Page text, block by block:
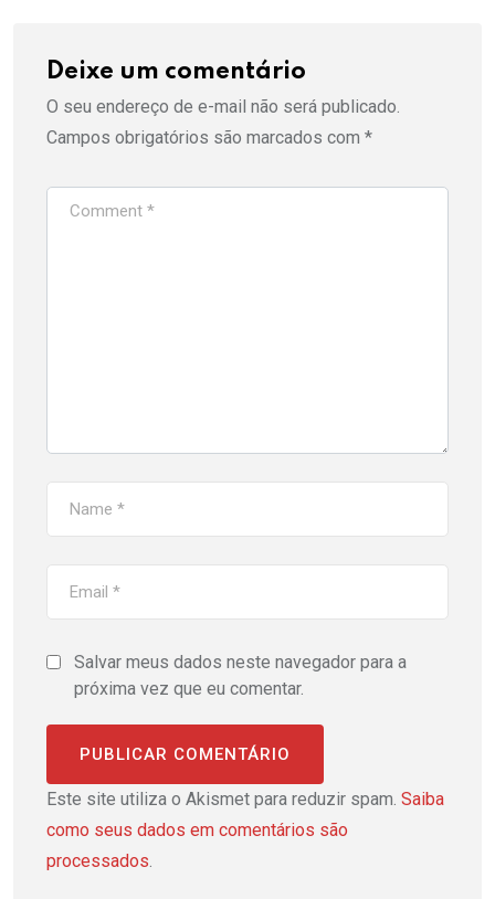
Deixe um comentário
O seu endereço de e-mail não será publicado.
Campos obrigatórios são marcados com *
Salvar meus dados neste navegador para a
próxima vez que eu comentar.
Este site utiliza o Akismet para reduzir spam. Saiba
como seus dados em comentários são
processados.